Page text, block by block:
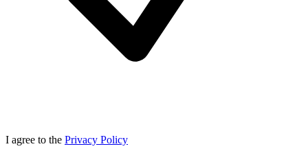
I agree to the Privacy Policy